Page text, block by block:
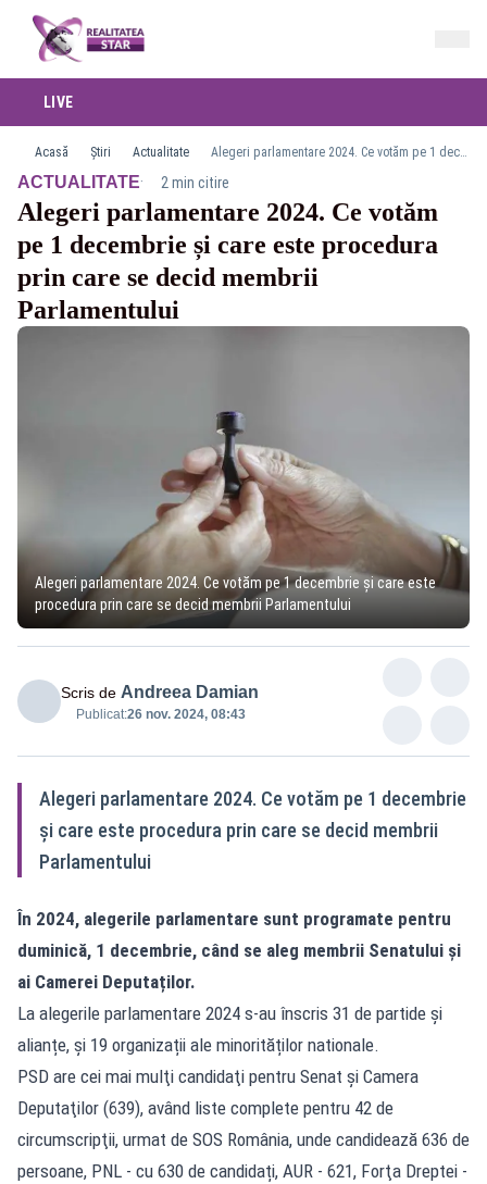
LIVE
Acasă Știri Actualitate Alegeri parlamentare 2024. Ce votăm pe 1 decembrie și care este procedura prin care se decid membrii Parlamentului
ACTUALITATE· 2 min citire
Alegeri parlamentare 2024. Ce votăm
pe 1 decembrie și care este procedura
prin care se decid membrii
Parlamentului
Alegeri parlamentare 2024. Ce votăm pe 1 decembrie și care este
procedura prin care se decid membrii Parlamentului
Scris de Andreea Damian
Publicat:26 nov. 2024, 08:43
Alegeri parlamentare 2024. Ce votăm pe 1 decembrie
și care este procedura prin care se decid membrii
Parlamentului
În 2024, alegerile parlamentare sunt programate pentru
duminică, 1 decembrie, când se aleg membrii Senatului și
ai Camerei Deputaților.
La alegerile parlamentare 2024 s-au înscris 31 de partide și
alianțe, și 19 organizații ale minorităților nationale.
PSD are cei mai mulţi candidaţi pentru Senat şi Camera
Deputaţilor (639), având liste complete pentru 42 de
circumscripţii, urmat de SOS România, unde candidează 636 de
persoane, PNL - cu 630 de candidați, AUR - 621, Forţa Dreptei -